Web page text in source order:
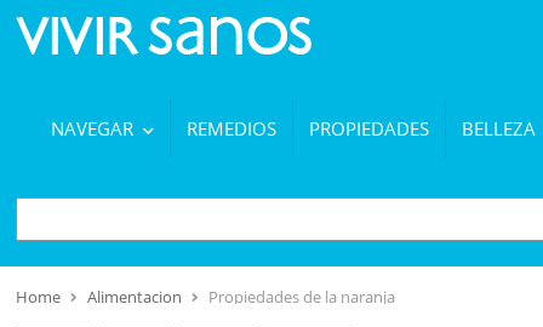
NAVEGAR REMEDIOS PROPIEDADES BELLEZA
BUSCAR
Home Alimentacion Propiedades de la naranja